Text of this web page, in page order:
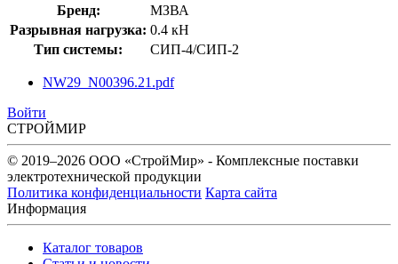
Бренд:
МЗВА
Разрывная нагрузка: 0.4 кН
Тип системы:
СИП-4/СИП-2
NW29_N00396.21.pdf
Войти
СТРОЙМИР
© 2019–2026 ООО «СтройМир» - Комплексные поставки
электротехнической продукции
Политика конфиденциальности Карта сайта
Информация
Каталог товаров